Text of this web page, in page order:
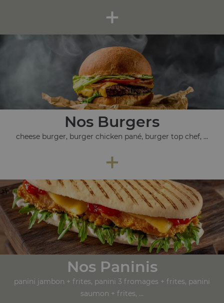
+
Nos Burgers
cheese burger, burger chicken pané, burger top chef, ...
+
Nos Paninis
panini jambon + frites, panini 3 fromages + frites, panini
saumon + frites, ...